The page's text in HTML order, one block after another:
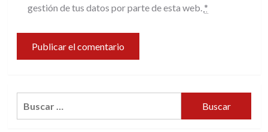
gestión de tus datos por parte de esta web. *